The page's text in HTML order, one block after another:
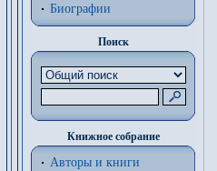
Биографии
Поиск
Книжное собрание
Авторы и книги